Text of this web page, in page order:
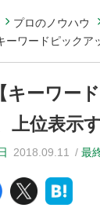
プロのノウハウ
ーワードピックア
キーワー
上位表示
2018.09.11 最